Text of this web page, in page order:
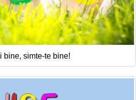
bine, simte-te bine!